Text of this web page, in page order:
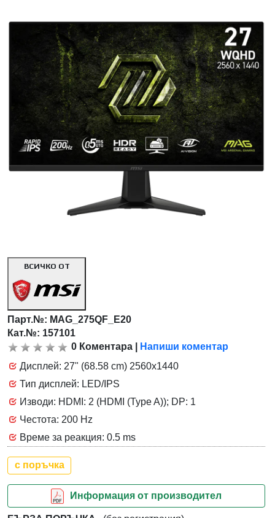
<< Предишна
ВСИЧКО ОТ
Парт.№: MAG_275QF_E20
Кат.№: 157101
0 Коментара
Напиши коментар
Дисплей: 27" (68.58 cm) 2560x1440
Тип дисплей: LED/IPS
Изводи: HDMI: 2 (HDMI (Type A)); DP: 1
Честота: 200 Hz
Време за реакция: 0.5 ms
с поръчка
Информация от производител